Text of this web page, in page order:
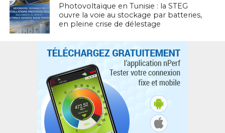
Photovoltaïque en Tunisie : la STEG
ouvre la voie au stockage par batteries,
en pleine crise de délestage